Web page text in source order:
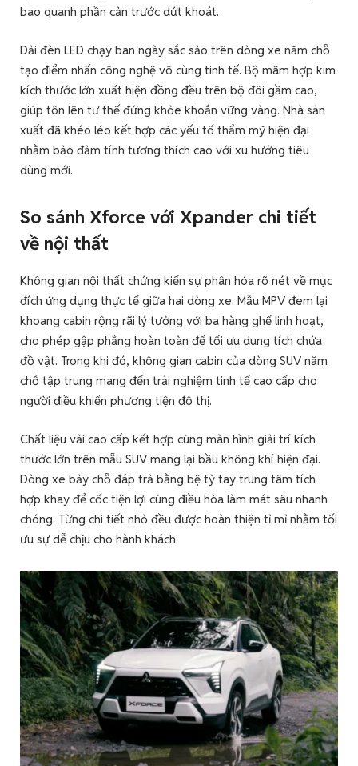
bao quanh phần cản trước dứt khoát.
Dải đèn LED chạy ban ngày sắc sảo trên dòng xe năm chỗ
tạo điểm nhấn công nghệ vô cùng tinh tế. Bộ mâm hợp kim
kích thước lớn xuất hiện đồng đều trên bộ đôi gầm cao,
giúp tôn lên tư thế đứng khỏe khoắn vững vàng. Nhà sản
xuất đã khéo léo kết hợp các yếu tố thẩm mỹ hiện đại
nhằm bảo đảm tính tương thích cao với xu hướng tiêu
dùng mới.
So sánh Xforce với Xpander chi tiết
về nội thất
Không gian nội thất chứng kiến sự phân hóa rõ nét về mục
đích ứng dụng thực tế giữa hai dòng xe. Mẫu MPV đem lại
khoang cabin rộng rãi lý tưởng với ba hàng ghế linh hoạt,
cho phép gập phẳng hoàn toàn để tối ưu dung tích chứa
đồ vật. Trong khi đó, không gian cabin của dòng SUV năm
chỗ tập trung mang đến trải nghiệm tinh tế cao cấp cho
người điều khiển phương tiện đô thị.
Chất liệu vải cao cấp kết hợp cùng màn hình giải trí kích
thước lớn trên mẫu SUV mang lại bầu không khí hiện đại.
Dòng xe bảy chỗ đáp trả bằng bệ tỳ tay trung tâm tích
hợp khay để cốc tiện lợi cùng điều hòa làm mát sâu nhanh
chóng. Từng chi tiết nhỏ đều được hoàn thiện tỉ mỉ nhằm tối
ưu sự dễ chịu cho hành khách.